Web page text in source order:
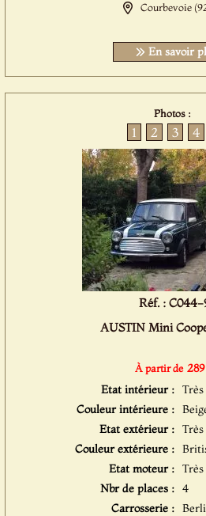
Courbevoie
En savoir
Photos :
1 2 3 4
Réf. : C044-
AUSTIN Mini
À partir de
Etat intérieur : Très
Couleur intérieure :
Etat extérieur : Très
Couleur extérieure :
Etat moteur : Très
Nbr de places : 4
Carrosserie :